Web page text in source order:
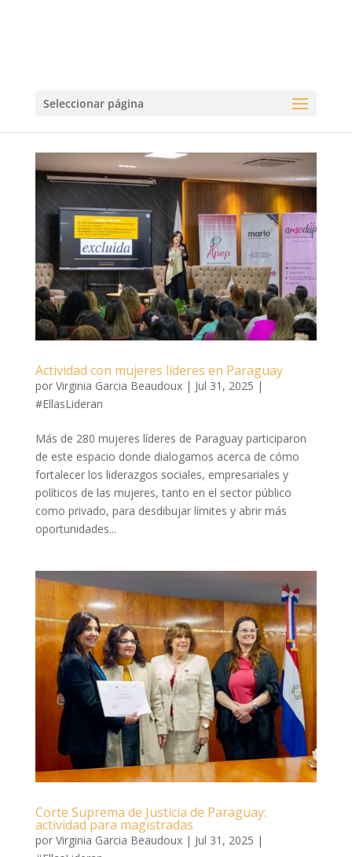
Seleccionar página
Actividad con mujeres líderes en Paraguay
por Virginia Garcia Beaudoux| Jul 31, 2025 |
#EllasLideran
Más de 280 mujeres líderes de Paraguay participaron
de este espacio donde dialogamos acerca de cómo
fortalecer los liderazgos sociales, empresariales y
políticos de las mujeres, tanto en el sector público
como privado, para desdibujar límites y abrir más
oportunidades...
Corte Suprema de Justicia de Paraguay:
actividad para magistradas
por Virginia Garcia Beaudoux| Jul 31, 2025 |